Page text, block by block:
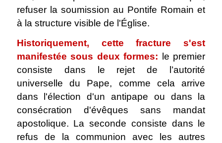
refuser la soumission au Pontife Romain et
à la structure visible de l'Église.
Historiquement, cette fracture s'est
manifestée sous deux formes: le premier
consiste dans le rejet de l’autorité
universelle du Pape, comme cela arrive
dans l'élection d'un antipape ou dans la
consécration d'évêques sans mandat
apostolique. La seconde consiste dans le
refus de la communion avec les autres